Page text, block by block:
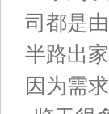
司都是
半路出
因为需求